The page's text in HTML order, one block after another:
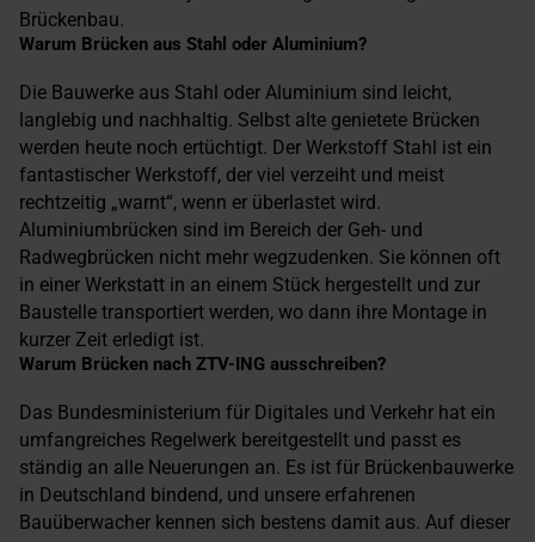
Brückenbau.
Warum Brücken aus Stahl oder Aluminium?
Die Bauwerke aus Stahl oder Aluminium sind leicht,
langlebig und nachhaltig. Selbst alte genietete Brücken
werden heute noch ertüchtigt. Der Werkstoff Stahl ist ein
fantastischer Werkstoff, der viel verzeiht und meist
rechtzeitig „warnt“, wenn er überlastet wird.
Aluminiumbrücken sind im Bereich der Geh- und
Radwegbrücken nicht mehr wegzudenken. Sie können oft
in einer Werkstatt in an einem Stück hergestellt und zur
Baustelle transportiert werden, wo dann ihre Montage in
kurzer Zeit erledigt ist.
Warum Brücken nach ZTV-ING ausschreiben?
Das Bundesministerium für Digitales und Verkehr hat ein
umfangreiches Regelwerk bereitgestellt und passt es
ständig an alle Neuerungen an. Es ist für Brückenbauwerke
in Deutschland bindend, und unsere erfahrenen
Bauüberwacher kennen sich bestens damit aus. Auf dieser